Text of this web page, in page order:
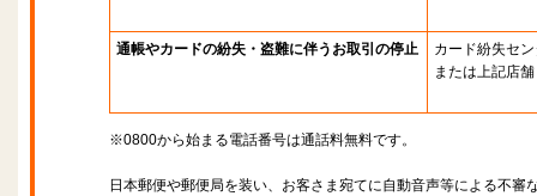
通帳やカードの紛失・盗難に伴うお取引の停止
カード紛失セ
または上記店舗
※0800から始まる電話番号は通話料無料です。
日本郵便や郵便局を装い、お客さま宛てに自動音声等による不審